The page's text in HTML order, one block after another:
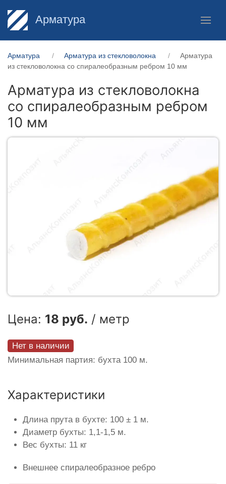
Арматура
Арматура Арматура из стекловолокна
Арматура
из стекловолокна со спиралеобразным ребром 10 мм
Арматура из стекловолокна
со спиралеобразным ребром
10 мм
Цена: 18 руб. / метр
Нет в наличии
Минимальная партия: бухта 100 м.
Характеристики
Длина прута в бухте: 100 ± 1 м.
Диаметр бухты: 1,1-1,5 м.
Вес бухты: 11 кг
Внешнее спиралеобразное ребро